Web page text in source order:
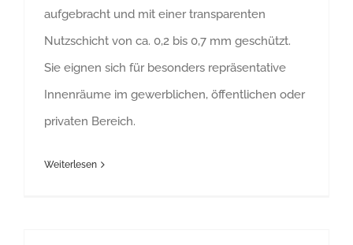
aufgebracht und mit einer transparenten
Nutzschicht von ca. 0,2 bis 0,7 mm geschützt.
Sie eignen sich für besonders repräsentative
Innenräume im gewerblichen, öffentlichen oder
privaten Bereich.
Weiterlesen